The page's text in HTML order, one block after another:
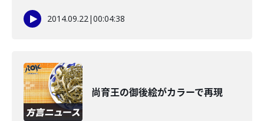
2014.09.22|00:04:38
尚育王の御後絵がカラーで再現